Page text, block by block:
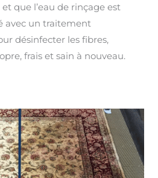
que l’eau de rinçage est
avec un traitement
désinfecter les fibres,
frais et sain à nouveau.